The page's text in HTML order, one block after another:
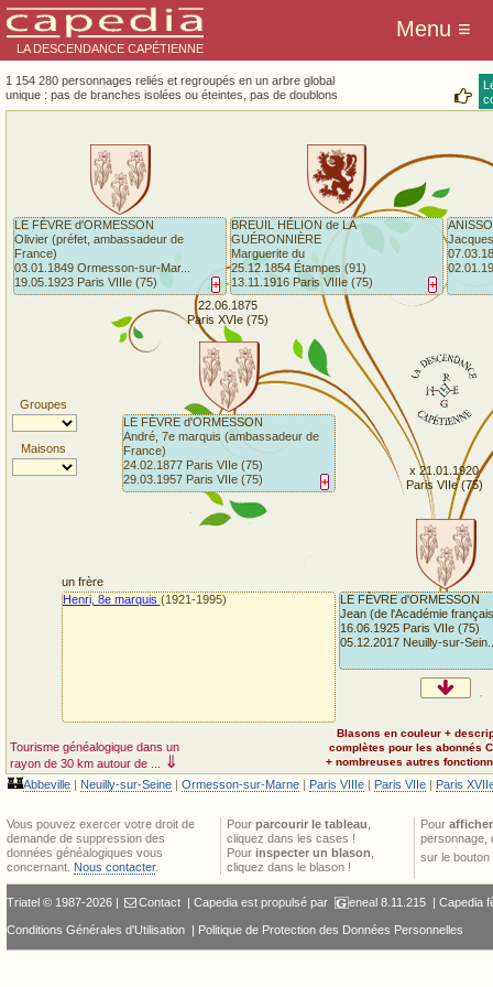
LA DESCENDANCE CAPÉTIENNE
1 154 280 personnages reliés et regroupés en un arbre global
unique : pas de branches isolées ou éteintes, pas de doublons
Groupes
Maisons
Tourisme généalogique dans un
rayon de 30 km autour de ...
⇓
LE FÈVRE d'ORMESSON
Jean (de l'Académie
16.06.1925 Paris VIIe (75)
05.12.2017 Neuilly-sur-
+
LE FÈVRE d'ORMESSON
André, 7e marquis (ambassadeur de
France)
24.02.1877 Paris VIIe (75)
29.03.1957 Paris VIIe (75)
+
LE FÈVRE d'ORMESSON
Olivier (préfet, ambassadeur de
France)
03.01.1849 Ormesson-sur-Mar...
19.05.1923 Paris VIIIe (75)
+
BREUIL HÉLION de LA
GUÉRONNIÈRE
Marguerite du
25.12.1854 Étampes (91)
13.11.1916 Paris VIIIe (75)
Jacques
x 21.01.1920
Paris VIIe (75)
22.06.1875
Paris XVIe (75)
un frère
Henri, 8e marquis (1921-1995)
🏰Abbeville | Neuilly-sur-Seine | Ormesson-sur-Marne | Paris VIIIe | Paris VIIe | Paris
Blasons en couleur +
complètes pour les abonnés
+ nombreuses autres
Vous pouvez exercer votre droit de
demande de suppression des
données généalogiques vous
concernant. Nous contacter.
Pour parcourir le tableau
cliquez dans les cases !
Pour inspecter un blason
cliquez dans le blason !
Pour
personnage,
sur le bouton
Triatel © 1987-2026 | Contact | Capedia est propulsé par eneal8.11.215 | Capedia
Conditions Générales d'Utilisation | Politique de Protection des Données Personnelles